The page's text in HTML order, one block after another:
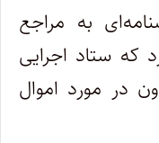
به مراجع
که ستاد اجرایی
در مورد اموال